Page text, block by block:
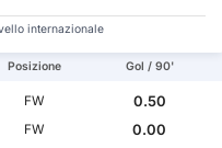
internazionale
Posizione Gol / 90'
FW
0.50
FW
0.00